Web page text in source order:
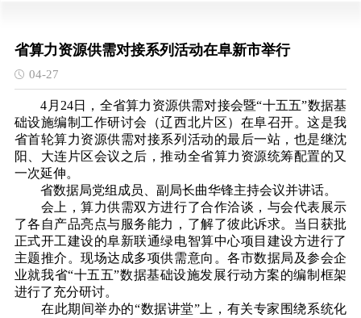
省算力资源供需对接系列活动在阜新市举行
04-27
4月24日，全省算力资源供需对接会暨“十五五”数据基
础设施编制工作研讨会（辽西北片区）在阜召开。这是我
省首轮算力资源供需对接系列活动的最后一站，也是继沈
阳、大连片区会议之后，推动全省算力资源统筹配置的又
一次延伸。
省数据局党组成员、副局长曲华锋主持会议并讲话。
会上，算力供需双方进行了合作洽谈，与会代表展示
了各自产品亮点与服务能力，了解了彼此诉求。当日获批
正式开工建设的阜新联通绿电智算中心项目建设方进行了
主题推介。现场达成多项供需意向。各市数据局及参会企
业就我省“十五五”数据基础设施发展行动方案的编制框架
进行了充分研讨。
在此期间举办的“数据讲堂”上，有关专家围绕系统化